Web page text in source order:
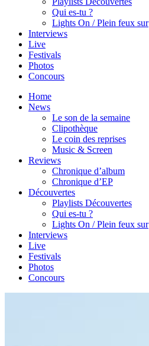
Qui es-tu ?
Lights On / Plein feux sur
Interviews
Live
Festivals
Photos
Concours
Home
News
Le son de la semaine
Clipothèque
Le coin des reprises
Music & Screen
Reviews
Chronique d’album
Chronique d’EP
Découvertes
Playlists Découvertes
Qui es-tu ?
Lights On / Plein feux sur
Interviews
Live
Festivals
Photos
Concours